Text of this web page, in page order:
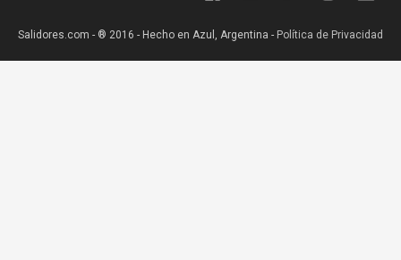
Salidores.com - ® 2016 - Hecho en Azul, Argentina - Política de Privacidad